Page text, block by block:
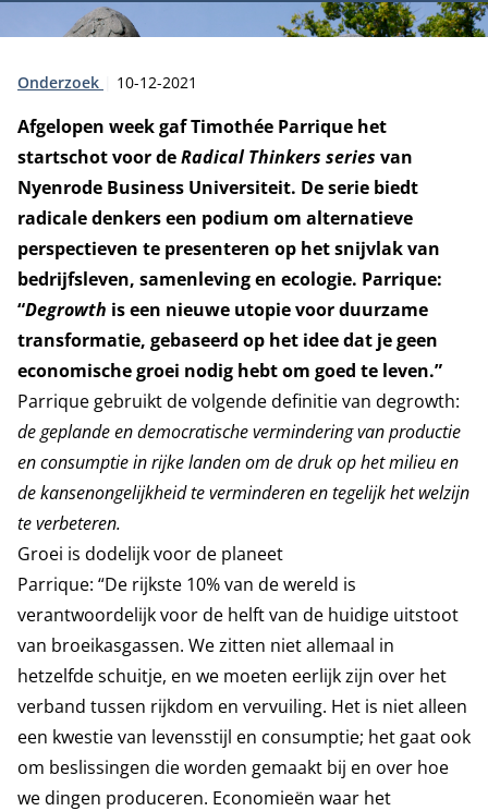
Type:
Onderzoek Publicatiedatum:
10-12-2021
Afgelopen week gaf Timothée Parrique het
startschot voor deRadical Thinkers series van
Nyenrode Business Universiteit. De serie biedt
radicale denkers een podium om alternatieve
perspectieven te presenteren op het snijvlak van
bedrijfsleven, samenleving en ecologie. Parrique:
“Degrowth is een nieuwe utopie voor duurzame
transformatie, gebaseerd op het idee dat je geen
economische groei nodig hebt om goed te leven.”
Parrique gebruikt de volgende definitie van degrowth:
de geplande en democratische vermindering van productie
en consumptie in rijke landen om de druk op het milieu en
de kansenongelijkheid te verminderen en tegelijk het welzijn
te verbeteren.
Groei is dodelijk voor de planeet
Parrique: “De rijkste 10% van de wereld is
verantwoordelijk voor de helft van de huidige uitstoot
van broeikasgassen. We zitten niet allemaal in
hetzelfde schuitje, en we moeten eerlijk zijn over het
verband tussen rijkdom en vervuiling. Het is niet alleen
een kwestie van levensstijl en consumptie; het gaat ook
om beslissingen die worden gemaakt bij en over hoe
we dingen produceren. Economieën waar het